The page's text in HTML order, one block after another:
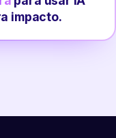
impacto.